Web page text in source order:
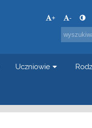
+ -
Uczniowie